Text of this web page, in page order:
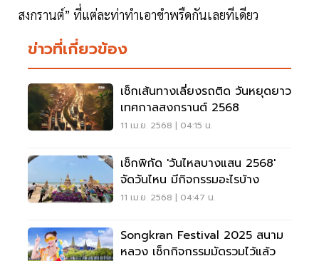
สงกรานต์” ที่แต่ละท่าทำเอาขำพรืดกันเลยทีเดียว
ข่าวที่เกี่ยวข้อง
เช็กเส้นทางเลี่ยงรถติด วันหยุดยาว
เทศกาลสงกรานต์ 2568
11 เม.ย. 2568 | 04:15 น.
เช็กพิกัด 'วันไหลบางแสน 2568'
จัดวันไหน มีกิจกรรมอะไรบ้าง
11 เม.ย. 2568 | 04:47 น.
Songkran Festival 2025 สนาม
หลวง เช็กกิจกรรมมัดรวมไว้แล้ว